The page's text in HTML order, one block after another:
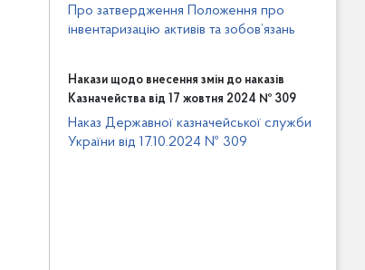
Про затвердження Положення про
інвентаризацію активів та зобов’язань
Накази щодо внесення змін до наказів
Казначейства від 17 жовтня 2024 № 309
Наказ Державної казначейської служби
України від 17.10.2024 № 309